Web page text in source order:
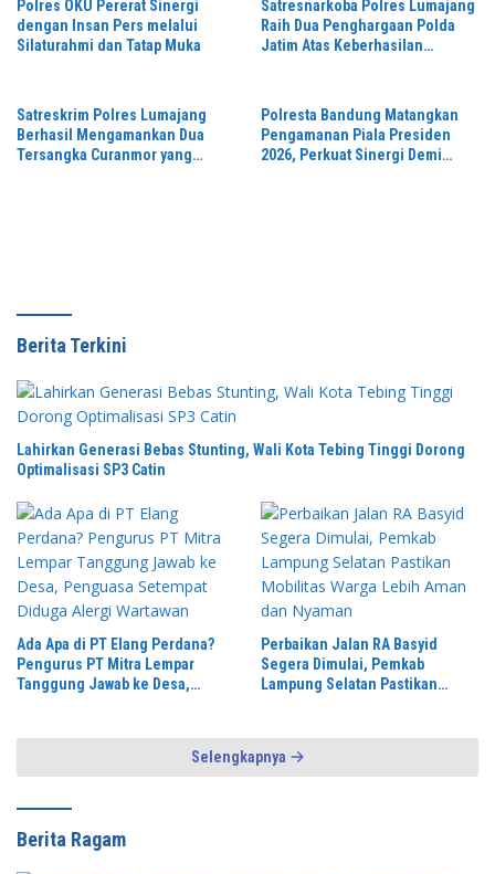
Polres OKU Pererat Sinergi
dengan Insan Pers melalui
Silaturahmi dan Tatap Muka
Satresnarkoba Polres Lumajang
Raih Dua Penghargaan Polda
Jatim Atas Keberhasilan
Satreskrim Polres Lumajang
Berhasil Mengamankan Dua
Tersangka Curanmor yang
Polresta Bandung Matangkan
Pengamanan Piala Presiden
2026, Perkuat Sinergi Demi
Berita Terkini
Lahirkan Generasi Bebas Stunting, Wali Kota Tebing Tinggi Dorong
Optimalisasi SP3 Catin
Ada Apa di PT Elang Perdana?
Pengurus PT Mitra Lempar
Tanggung Jawab ke Desa,
Perbaikan Jalan RA Basyid
Segera Dimulai, Pemkab
Lampung Selatan Pastikan
Selengkapnya
Berita Ragam